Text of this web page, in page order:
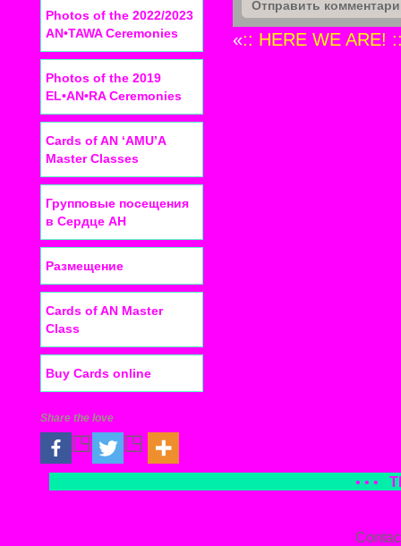
«:: HERE WE ARE!
Photos of the 2022/2023
AN•TAWA Ceremonies
Photos of the 2019
EL•AN•RA Ceremonies
Cards of AN ‘AMU’A
Master Classes
Групповые посещения
в Сердце АН
Размещение
Cards of AN Master
Class
Buy Cards online
Share the love
• • •